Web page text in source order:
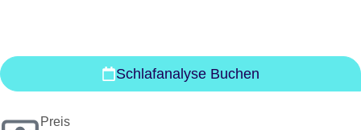
Schlafanalyse Buchen
Preis